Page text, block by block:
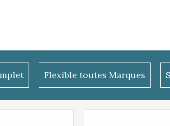
Flexible toutes Marques